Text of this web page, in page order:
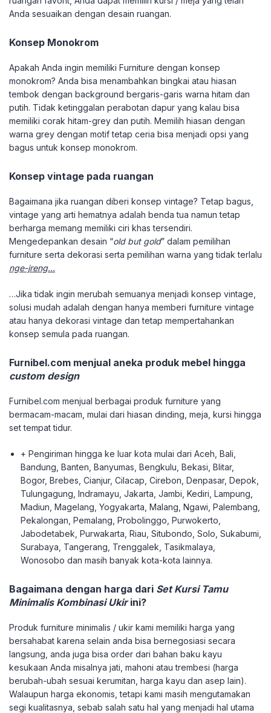
Anda sesuaikan dengan desain ruangan.
Konsep Monokrom
Apakah Anda ingin memiliki Furniture dengan konsep
monokrom? Anda bisa menambahkan bingkai atau hiasan
tembok dengan background bergaris-garis warna hitam dan
putih. Tidak ketinggalan perabotan dapur yang kalau bisa
memiliki corak hitam-grey dan putih. Memilih hiasan dengan
warna grey dengan motif tetap ceria bisa menjadi opsi yang
bagus untuk konsep monokrom.
Konsep vintage pada ruangan
Bagaimana jika ruangan diberi konsep vintage? Tetap bagus,
vintage yang arti hematnya adalah benda tua namun tetap
berharga memang memiliki ciri khas tersendiri.
Mengedepankan desain “old but gold” dalam pemilihan
furniture serta dekorasi serta pemilihan warna yang tidak terlalu
nge-jreng…
…Jika tidak ingin merubah semuanya menjadi konsep vintage,
solusi mudah adalah dengan hanya memberi furniture vintage
atau hanya dekorasi vintage dan tetap mempertahankan
konsep semula pada ruangan.
Furnibel.com menjual aneka produk mebel hingga
custom design
Furnibel.com menjual berbagai produk furniture yang
bermacam-macam, mulai dari hiasan dinding, meja, kursi hingga
set tempat tidur.
+ Pengiriman hingga ke luar kota mulai dari Aceh, Bali,
Bandung, Banten, Banyumas, Bengkulu, Bekasi, Blitar,
Bogor, Brebes, Cianjur, Cilacap, Cirebon, Denpasar, Depok,
Tulungagung, Indramayu, Jakarta, Jambi, Kediri, Lampung,
Madiun, Magelang, Yogyakarta, Malang, Ngawi, Palembang,
Pekalongan, Pemalang, Probolinggo, Purwokerto,
Jabodetabek, Purwakarta, Riau, Situbondo, Solo, Sukabumi,
Surabaya, Tangerang, Trenggalek, Tasikmalaya,
Wonosobo dan masih banyak kota-kota lainnya.
Bagaimana dengan harga dari Set Kursi Tamu
Minimalis Kombinasi Ukirini?
Produk furniture minimalis / ukir kami memiliki harga yang
bersahabat karena selain anda bisa bernegosiasi secara
langsung, anda juga bisa order dari bahan baku kayu
kesukaan Anda misalnya jati, mahoni atau trembesi (harga
berubah-ubah sesuai kerumitan, harga kayu dan asep lain).
Walaupun harga ekonomis, tetapi kami masih mengutamakan
segi kualitasnya, sebab salah satu hal yang menjadi hal utama